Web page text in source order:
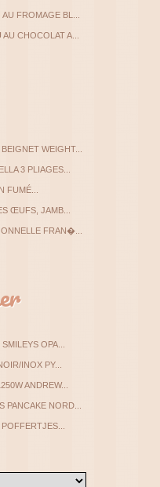
FROMAGE BL...
CHOCOLAT A...
WEIGHT...
3 PLIAGES...
FUMÉ...
ŒUFS, JAMB...
FRAN�...
OPA...
INOX PY...
ANDREW...
PANCAKE NORD...